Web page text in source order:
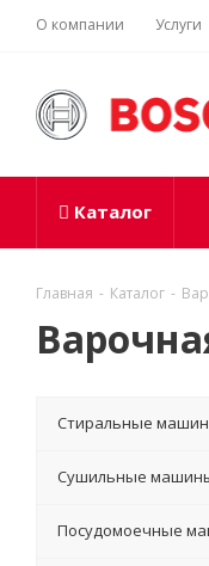
О компании Услуги
Каталог
Главная - Каталог -
Стиральные
Сушильные
Посудомоечные